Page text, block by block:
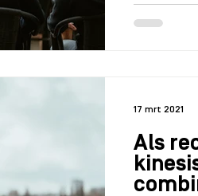
Als
17 mrt 2021